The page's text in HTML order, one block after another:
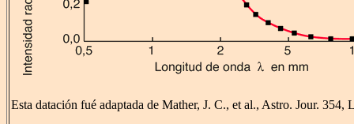
Esta datación fué adaptada de Mather, J. C., et al., Astro. Jour. 354,